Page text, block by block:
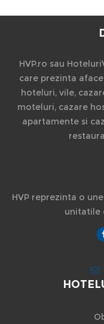
HVP.ro sau
care prezinta
hoteluri, vile,
moteluri, cazare
apartamente si
HVP reprezinta o
unitatile